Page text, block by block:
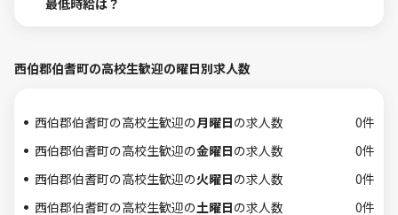
最低時給は？
西伯郡伯耆町の高校生歓迎の曜日別求人数
西伯郡伯耆町の高校生歓迎の月曜日の求人数
0件
西伯郡伯耆町の高校生歓迎の金曜日の求人数
0件
西伯郡伯耆町の高校生歓迎の火曜日の求人数
0件
西伯郡伯耆町の高校生歓迎の土曜日の求人数 0件